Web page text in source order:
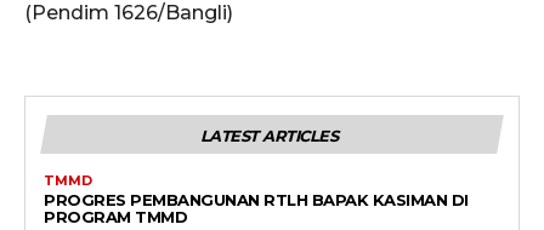
(Pendim 1626/Bangli)
LATEST ARTICLES
TMMD
PROGRES PEMBANGUNAN RTLH BAPAK KASIMAN DI
PROGRAM TMMD